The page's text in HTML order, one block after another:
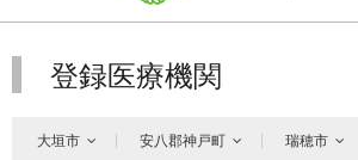
登録医療機関
大垣市 安八郡神戸町 瑞穂市